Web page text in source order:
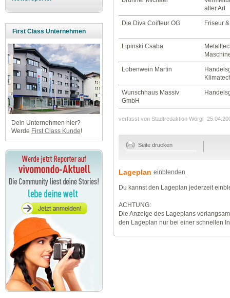
First Class Unternehmen
Dein Unternehmen hier?
Werde First Class Kunde!
aller Art
Die Diva Coiffeur OG Friseur
Lipinski Csaba
Lobenwein Martin
Wunschhaus Massiv
GmbH
verfasst von Stadtredaktion Wörgl
Seite drucken
Lageplan einblenden
Du kannst den Lageplan jederzeit
ACHTUNG:
Die Anzeige des Lageplans
den Lageplan nur bei einer schnellen